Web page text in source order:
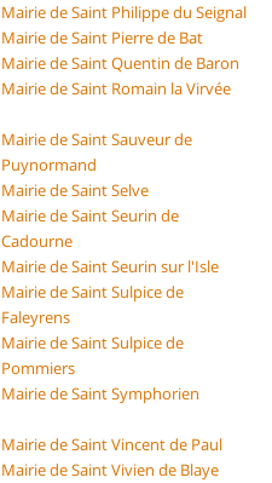
Mairie de Saint Philippe du Seignal
Mairie de Saint Pierre de Bat
Mairie de Saint Quentin de Baron
Mairie de Saint Romain la Virvée
Mairie de Saint Sauveur de
Puynormand
Mairie de Saint Selve
Mairie de Saint Seurin de
Cadourne
Mairie de Saint Seurin sur l'Isle
Mairie de Saint Sulpice de
Faleyrens
Mairie de Saint Sulpice de
Pommiers
Mairie de Saint Symphorien
Mairie de Saint Vincent de Paul
Mairie de Saint Vivien de Blaye